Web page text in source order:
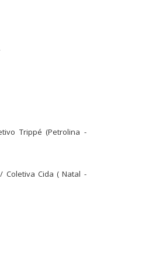
Trippé (Petrolina -
Coletiva Cida ( Natal -